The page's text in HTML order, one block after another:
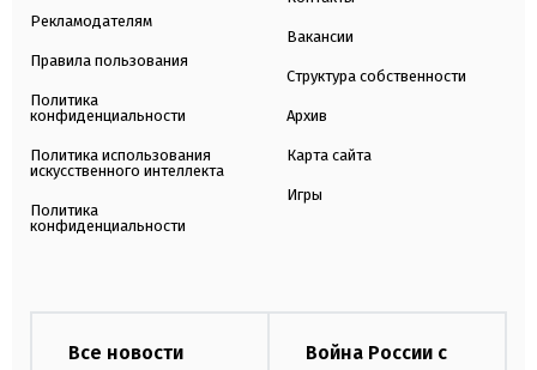
Рекламодателям
Правила пользования
Политика
конфиденциальности
Политика использования
искусственного интеллекта
Политика
конфиденциальности
Вакансии
Структура собственности
Архив
Карта сайта
Игры
Все новости
Война России с